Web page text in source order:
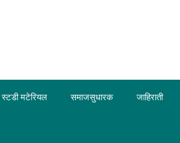
स्टडी मटेरियल समाजसुधारक जाहिराती